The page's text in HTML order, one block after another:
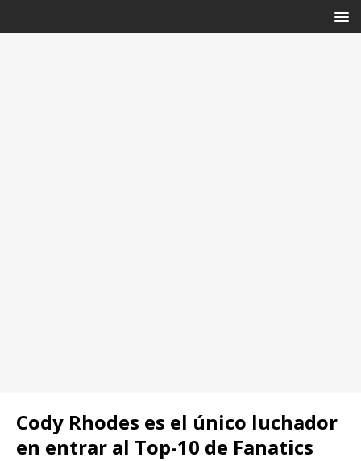
Cody Rhodes es el único luchador
en entrar al Top-10 de Fanatics